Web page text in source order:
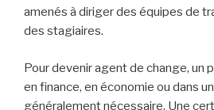
facteurs macroéconomiques, les
pouvant influer sur le marché… Une
Ils sont également en charge de
portefeuilles, pour le compte de
surveillance constante des